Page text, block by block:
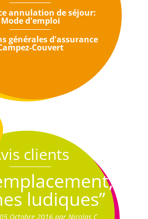
annulation de séjour:
Mode d'emploi
générales d'assurance
Couvert
clients
ludiques”
Octobre 2016 par Nicolas C